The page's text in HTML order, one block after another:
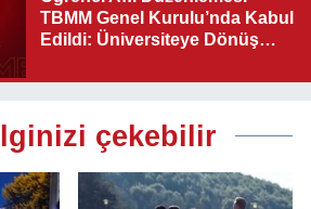
TBMM Genel Kurulu’nda Kabul
Edildi: Üniversiteye Dönüş
çekebilir